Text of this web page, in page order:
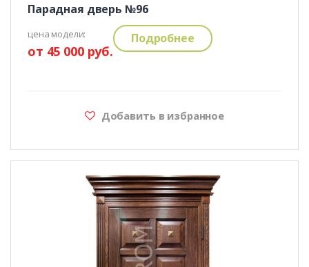
Парадная дверь №96
цена модели:
от 45 000 руб.
Подробнее
Добавить в избранное